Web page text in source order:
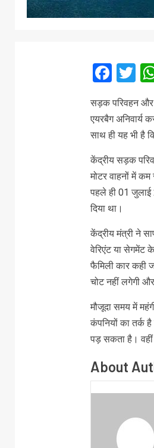
सड़क परिवहन और
एयरबैग अनिवार्य
साथ ही यह भी है
केंद्रीय सड़क
मोटर वाहनों में
पहले ही 01
दिया था।
केंद्रीय मंत्री ने
वेरिएंट या सेगमेंट
फैमिली कार कही
चोट नहीं लगेगी
मौजूदा समय में
कंपनियों का तर्क
पड़ सकता है।
About